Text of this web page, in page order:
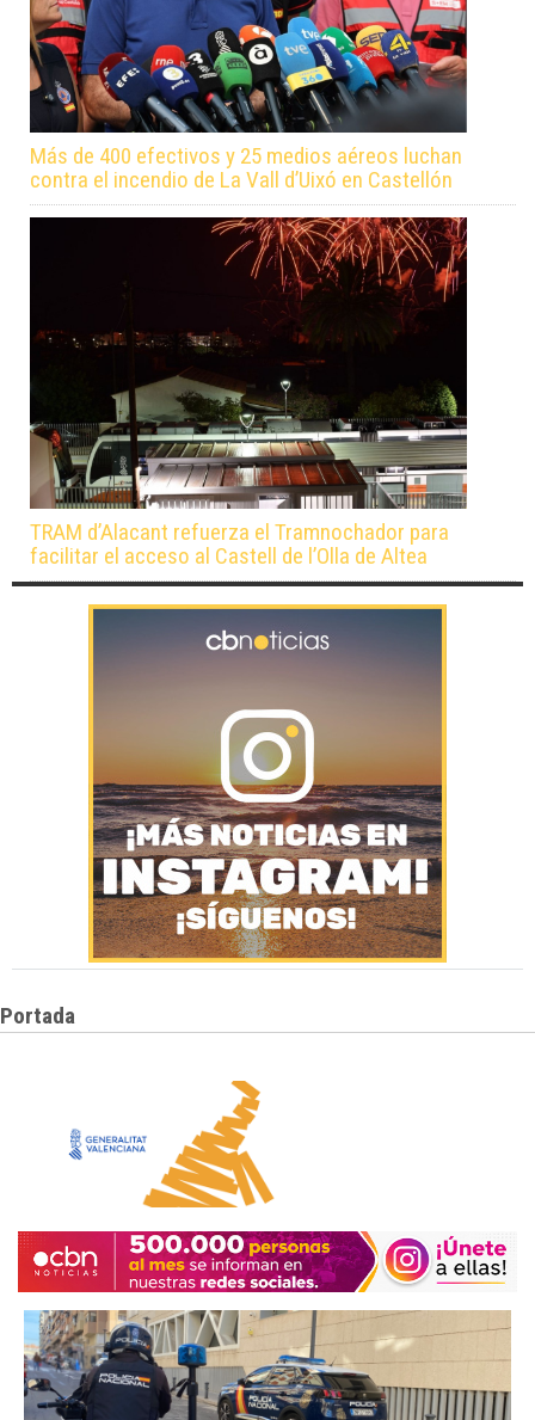
Más de 400 efectivos y 25 medios aéreos luchan
contra el incendio de La Vall d’Uixó en Castellón
TRAM d’Alacant refuerza el Tramnochador para
facilitar el acceso al Castell de l’Olla de Altea
Portada